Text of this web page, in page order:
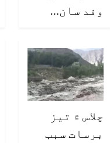
وفد سان…
چلاس ۾ تيز
برسات سبب